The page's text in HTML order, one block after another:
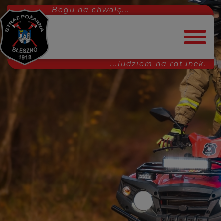
Bogu na chwałę...
Strona główna
Dołącz do nas!
Uroczystości
MDP
Projekty
Inne
...ludziom na ratunek.